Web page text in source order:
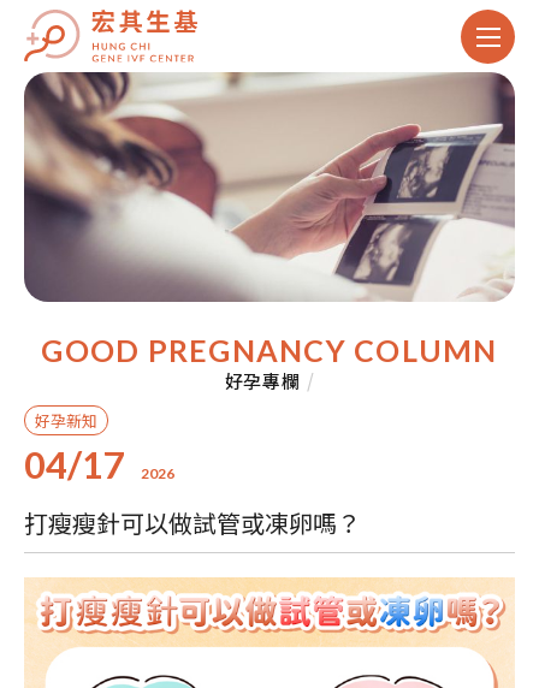
GOOD PREGNANCY COLUMN
好孕專欄 /
好孕新知
04/17 2026
打瘦瘦針可以做試管或凍卵嗎？